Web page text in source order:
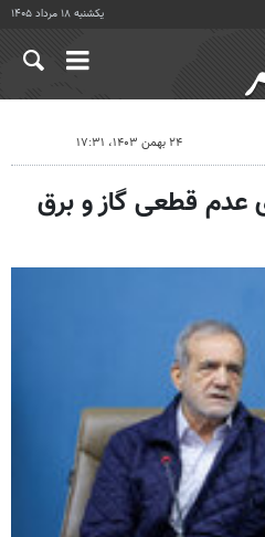
یکشنبه ۱۸ مرداد ۱۴۰۵
۲۴ بهمن ۱۴۰۳، ۱۷:۳۱
عدم قطعی گاز و برق